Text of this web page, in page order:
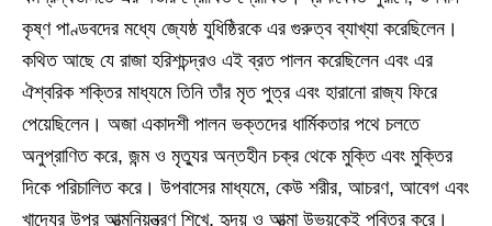
কৃষ্ণ পাণ্ডবদের মধ্যে জ্যেষ্ঠ যুধিষ্ঠিরকে এর গুরুত্ব ব্যাখ্যা করেছিলেন।
কথিত আছে যে রাজা হরিশচন্দ্রও এই ব্রত পালন করেছিলেন এবং এর
ঐশ্বরিক শক্তির মাধ্যমে তিনি তাঁর মৃত পুত্র এবং হারানো রাজ্য ফিরে
পেয়েছিলেন। অজা একাদশী পালন ভক্তদের ধার্মিকতার পথে চলতে
অনুপ্রাণিত করে, জন্ম ও মৃত্যুর অন্তহীন চক্র থেকে মুক্তি এবং মুক্তির
দিকে পরিচালিত করে। উপবাসের মাধ্যমে, কেউ শরীর, আচরণ, আবেগ এবং
খাদ্যের উপর আত্মনিয়ন্ত্রণ শিখে, হৃদয় ও আত্মা উভয়কেই পবিত্র করে।